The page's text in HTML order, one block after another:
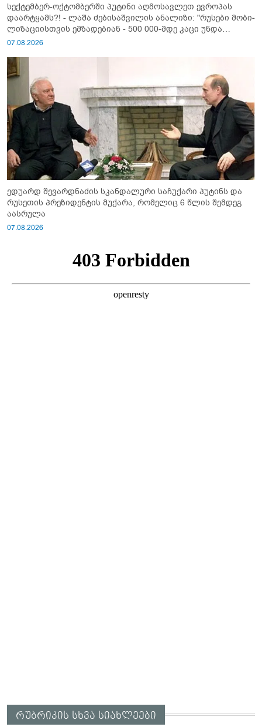
სექტემბერ-ოქტომბერში პუტინი აღმოსავლეთ ევროპას
დაარტყამს?! - ლაშა ძებისაშვილის ანალიზი: "რუსები მობი­
ლიზაციისთვის ემზადებიან - 500 000-მდე კაცი უნდა
გაიწვიონ ომში"
07.08.2026
ედუარდ შევარდნაძის სკანდალური საჩუქარი პუტინს და
რუსეთის პრეზიდენტის მუქარა, რომელიც 6 წლის შემდეგ
აასრულა
07.08.2026
რუბრიკის სხვა სიახლეები